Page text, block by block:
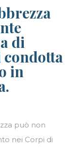
di
in
può non
nei Corpi di